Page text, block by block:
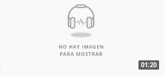
01:20